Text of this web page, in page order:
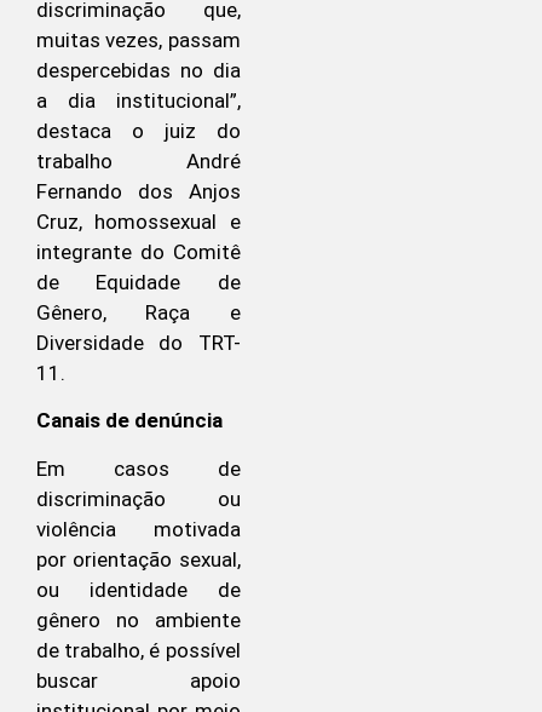
discriminação que,
muitas vezes, passam
despercebidas no dia
a dia institucional”,
destaca o juiz do
trabalho André
Fernando dos Anjos
Cruz, homossexual e
integrante do Comitê
de Equidade de
Gênero, Raça e
Diversidade do TRT-
11.
Canais de denúncia
Em casos de
discriminação ou
violência motivada
por orientação sexual,
ou identidade de
gênero no ambiente
de trabalho, é possível
buscar apoio